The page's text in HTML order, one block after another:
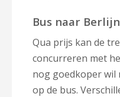
Bus naar Berlijn
Qua prijs kan de
concurreren met
nog goedkoper wil
op de bus.